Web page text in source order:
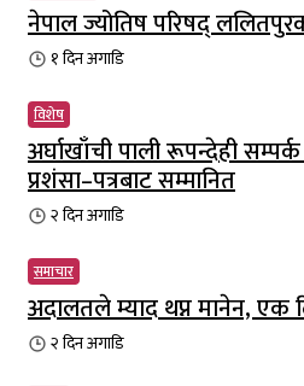
नेपाल ज्योतिष परिषद्
१ दिनअगाडि
विशेष
अर्घाखाँची पाली रूपन्देही
प्रशंसा–पत्रबाट सम्मानित
२ दिनअगाडि
समाचार
अदालतले म्याद थप्न मानेन, एक
२ दिनअगाडि